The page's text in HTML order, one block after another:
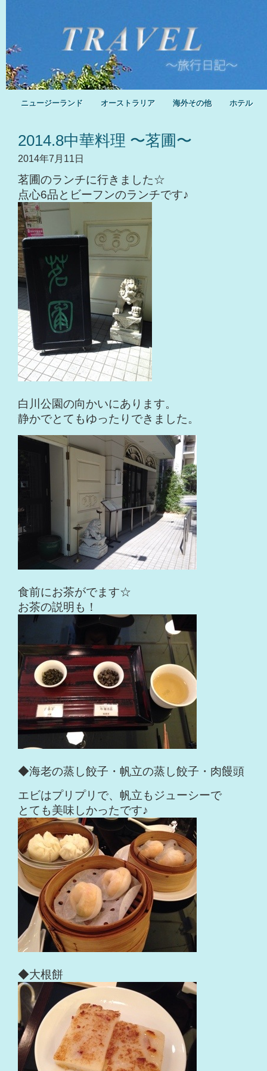
ニュージーランド オーストラリア 海外その他 ホテル
2014.8中華料理 〜茗圃〜
2014年7月11日
茗圃のランチに行きました☆
点心6品とビーフンのランチです♪
白川公園の向かいにあります。
静かでとてもゆったりできました。
食前にお茶がでます☆
お茶の説明も！
◆海老の蒸し餃子・帆立の蒸し餃子・肉饅頭
エビはプリプリで、帆立もジューシーで
とても美味しかったです♪
◆大根餅